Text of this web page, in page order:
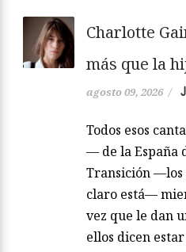
Charlotte
más que la
agosto 09, 2026 /
Todos esos
— de la España
Transición —los
claro está—
vez que le dan
ellos dicen